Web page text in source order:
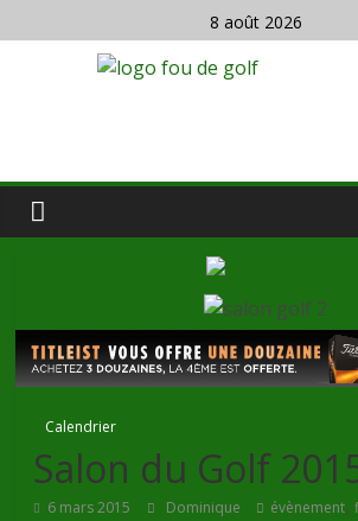
8 août 2026
Calendrier
Salon du Golf
6 mars 2015 Dominique évènement,